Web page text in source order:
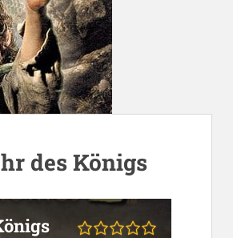
des Königs